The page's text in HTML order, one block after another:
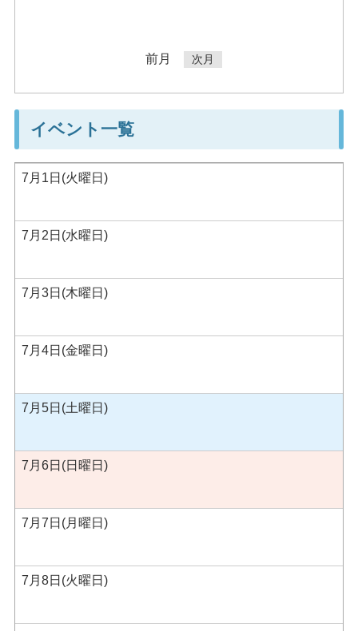
前月 次月
イベント一覧
7月1日(火曜日)
7月2日(水曜日)
7月3日(木曜日)
7月4日(金曜日)
7月5日(土曜日)
7月6日(日曜日)
7月7日(月曜日)
7月8日(火曜日)